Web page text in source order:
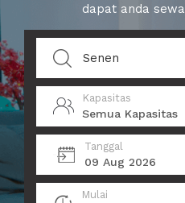
dapat anda
Kapasitas
Semua Kapasitas
Tanggal
09 Aug 2026
Mulai